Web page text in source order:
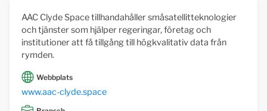
AAC Clyde Space tillhandahåller småsatellitteknologier
och tjänster som hjälper regeringar, företag och
institutioner att få tillgång till högkvalitativ data från
rymden.
Webbplats
www.aac-clyde.space